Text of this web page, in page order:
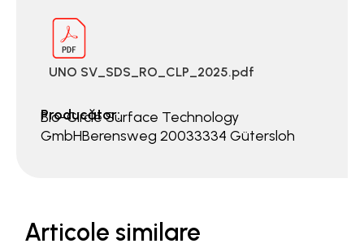
UNO SV_SDS_RO_CLP_2025.pdf
Producător:
Bio-Circle Surface Technology
GmbHBerensweg 20033334 Gütersloh
Articole similare